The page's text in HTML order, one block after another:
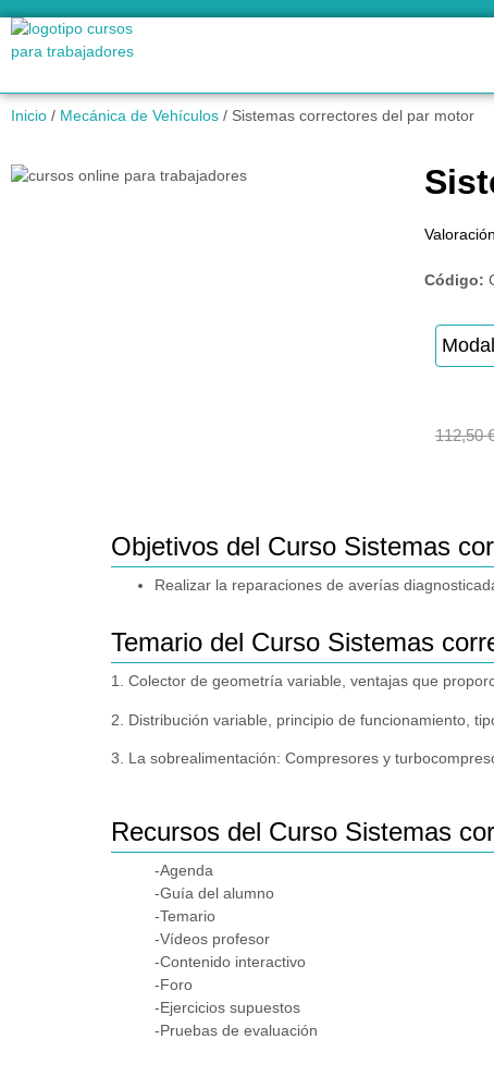
Inicio / Mecánica de Vehículos / Sistemas correctores del par motor
Código:
112,50
Objetivos del Curso Sistemas
Realizar la reparaciones de averías
Temario del Curso Sistemas
1. Colector de geometría variable, ventajas que
2. Distribución variable, principio de funcionamiento,
3. La sobrealimentación: Compresores y
Recursos del Curso Sistemas
-Agenda
-Guía del alumno
-Temario
-Vídeos profesor
-Contenido interactivo
-Foro
-Ejercicios supuestos
-Pruebas de evaluación